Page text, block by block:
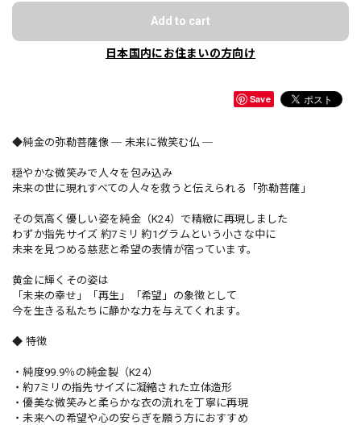
Add to cart
日本国内にお住まいの方向け
Save
◆純金の弥勒菩薩像 ─ 未来に微笑む仏 ─
穏やかな微笑みで人々を包み込み
未来の世に現れすべての人々を救うと伝えられる「弥勒菩薩」
その気高く優しい姿を純金（K24）で精緻に再現しました
わずか指先サイズ 約7ミリ 約1グラムという小さな中に
未来を見つめる慈悲と希望の表情が宿っています。
黄金に輝くその姿は
「未来の幸せ」「再生」「希望」の象徴として
今を生きる私たちに静かな力を与えてくれます。
◆ 特徴
・純度99.9％の純金製（K24）
・約7ミリの指先サイズに凝縮された立体造形
・優美な微笑みと柔らかな衣の流れを丁寧に再現
・未来への希望や心の安らぎを願う方におすすめ